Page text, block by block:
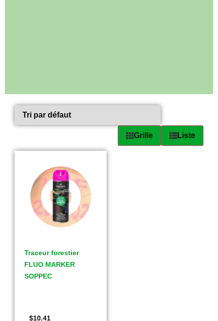
Grille Liste
Traceur forestier
FLUO MARKER
SOPPEC
$10.41